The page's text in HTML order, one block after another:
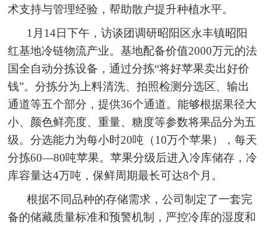
术支持与管理经验，帮助散户提升种植水平。
1月14日下午，访谈团调研昭阳区永丰镇昭阳
红基地冷链物流产业。基地配备价值2000万元的法
国全自动分拣设备，通过分拣“将好苹果卖出好价
钱”。分拣分为上料清洗、拍照检测分选区、输出
通道等五个部分，提供36个通道。能够根据果径大
小、颜色鲜亮度、重量、糖度等参数将果品分为五
级。分选能力为每小时20吨（10万个苹果），每天
分拣60—80吨苹果。苹果分级后进入冷库储存，冷
库容量达4万吨，保鲜周期最长可达8个月。
根据不同品种的存储需求，公司制定了一套完
备的储藏质量标准和预警机制，严控冷库的湿度和